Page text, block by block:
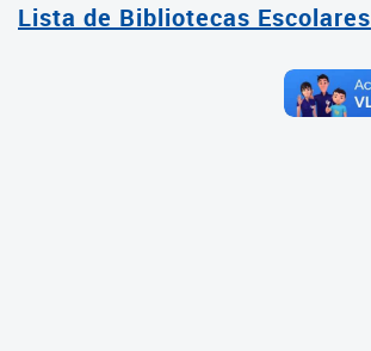
Lista de Bibliotecas Escolares